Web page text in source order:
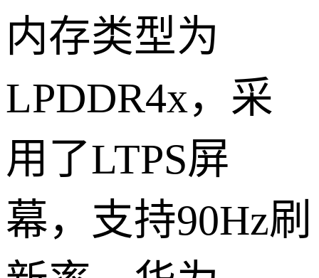
内存类型为
LPDDR4x，采
用了LTPS屏
幕，支持90Hz刷